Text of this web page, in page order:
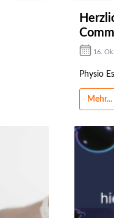
16.
Physio
Mehr...